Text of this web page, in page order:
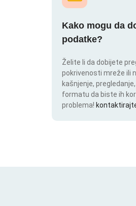
Kako mogu da
podatke?
Želite li da dobijete
pokrivenosti mreže ili
kašnjenje,
formatu da biste ih
problema!